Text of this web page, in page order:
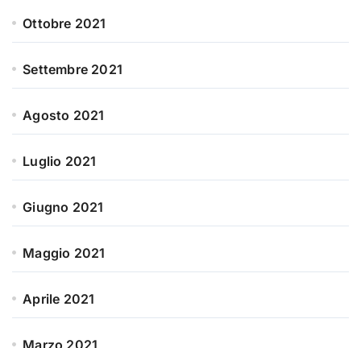
Ottobre 2021
Settembre 2021
Agosto 2021
Luglio 2021
Giugno 2021
Maggio 2021
Aprile 2021